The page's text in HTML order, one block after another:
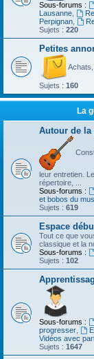
Sous-forums :
Lausanne
Perpignan
Sujets : 220
Petites
Sujets : 160
La
Autour de la
leur entretien.
répertoire, ...
Sous-forums :
et bobos du
Sujets : 619
Espace
Tout ce que
classique et la
Sous-forums :
Sujets : 102
Sous-forums :
progresser
Vidéos avec
Sujets : 1647